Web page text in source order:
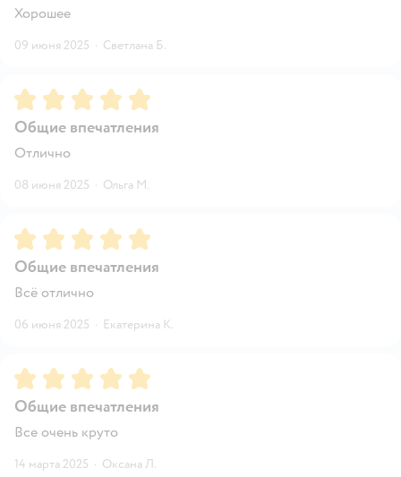
Хорошее
09 июня 2025 · Светлана Б.
Рейтинг:5
Общие впечатления
Отлично
08 июня 2025 · Ольга М.
Рейтинг:5
Общие впечатления
Всё отлично
06 июня 2025 · Екатерина К.
Рейтинг:5
Общие впечатления
Все очень круто
14 марта 2025 · Оксана Л.